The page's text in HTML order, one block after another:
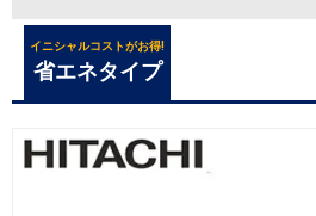
イニシャルコストがお得!
省エネタイプ